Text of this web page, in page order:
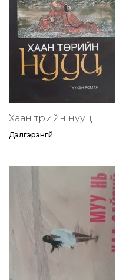
Хаан төрийн нууц
Дэлгэрэнгүй